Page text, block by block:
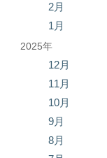
2月
1月
2025年
12月
11月
10月
9月
8月